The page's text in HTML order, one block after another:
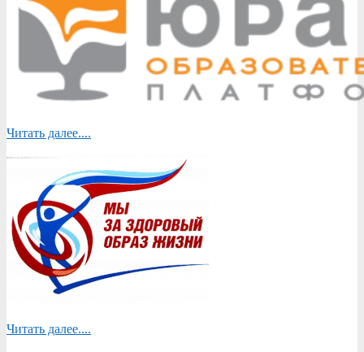
Читать далее....
Читать далее....